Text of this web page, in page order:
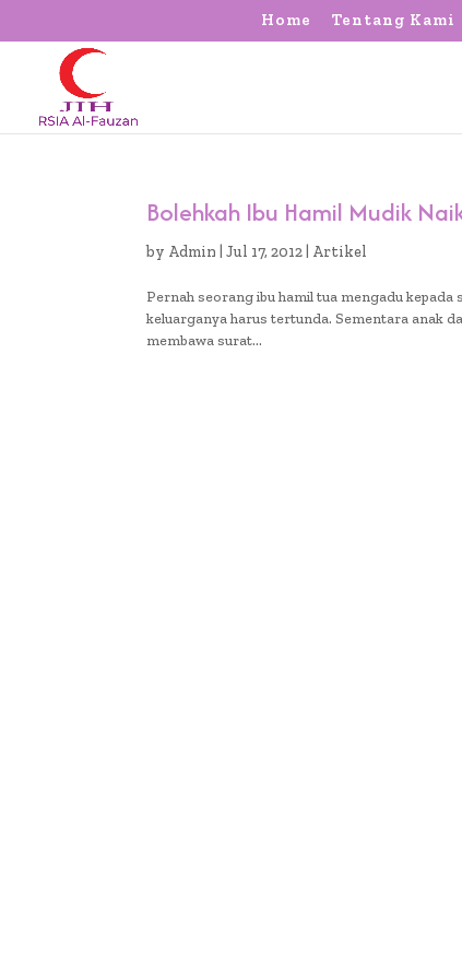
Home Tentang Kami
Bolehkah Ibu Hamil Mudik Naik
by Admin |Jul 17, 2012 Artikel
Pernah seorang ibu hamil tua mengadu
keluarganya harus tertunda. Sementara anak
membawa surat...